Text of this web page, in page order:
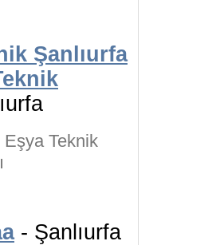
Şanlıurfa
Eşya Teknik
- Şanlıurfa